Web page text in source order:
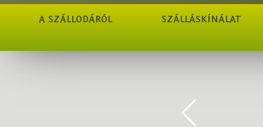
A SZÁLLODÁRÓL SZÁLLÁSKÍNÁLAT